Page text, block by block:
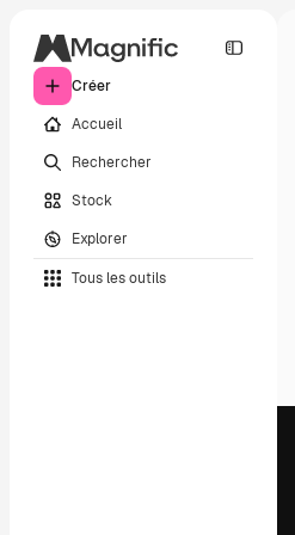
Créer
Accueil
Rechercher
Stock
Explorer
Tous les outils